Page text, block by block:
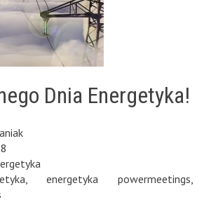
Dnia Energetyka!
,energetyka powermeetings